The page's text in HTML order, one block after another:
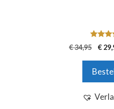
van
€34,95
was:
€
€